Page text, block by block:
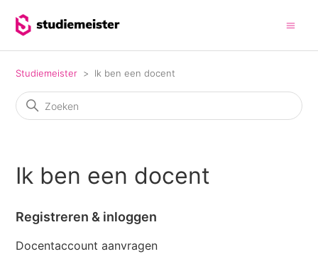
Studiemeister Ik ben een docent
Ik ben een docent
Registreren & inloggen
Docentaccount aanvragen